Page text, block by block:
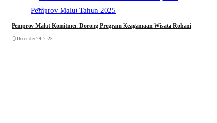
Jejak
Pemprov Malut Komitmen Dorong Program Keagamaan Wisata Rohani
December 29, 2025